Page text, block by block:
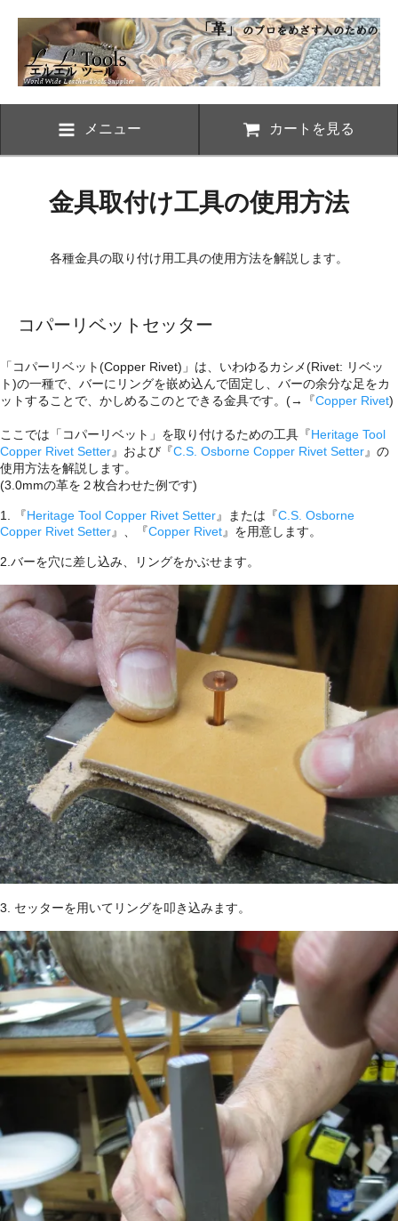
メニュー カートを見る
金具取付け工具の使用方法
各種金具の取り付け用工具の使用方法を解説します。
コパーリベットセッター
「コパーリベット(Copper Rivet)」は、いわゆるカシメ(Rivet: リベッ
ト)の一種で、バーにリングを嵌め込んで固定し、バーの余分な足をカ
ットすることで、かしめるこのとできる金具です。(→『Copper Rivet)
ここでは「コパーリベット」を取り付けるための工具『Heritage Tool
Copper Rivet Setter』および『C.S. Osborne Copper Rivet Setter』の
使用方法を解説します。
(3.0mmの革を２枚合わせた例です)
1. 『Heritage Tool Copper Rivet Setter』または『C.S. Osborne
Copper Rivet Setter』、『Copper Rivet』を用意します。
2.バーを穴に差し込み、リングをかぶせます。
3. セッターを用いてリングを叩き込みます。